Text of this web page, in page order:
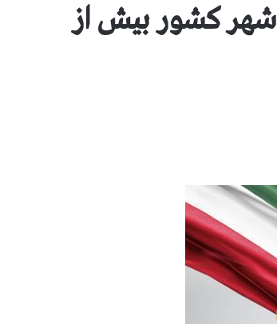
آمار قربانیان کرونا در ۳۴۷شهر کشور بیش از